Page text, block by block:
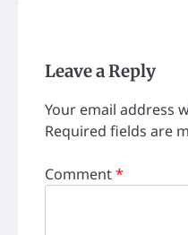
Leave a Reply
Your email address
Required fields are
Comment*